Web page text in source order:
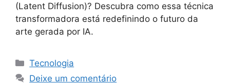
(Latent Diffusion)? Descubra como essa técnica
transformadora está redefinindo o futuro da
arte gerada por IA.
Categorias
Tecnologia
Deixe um comentário